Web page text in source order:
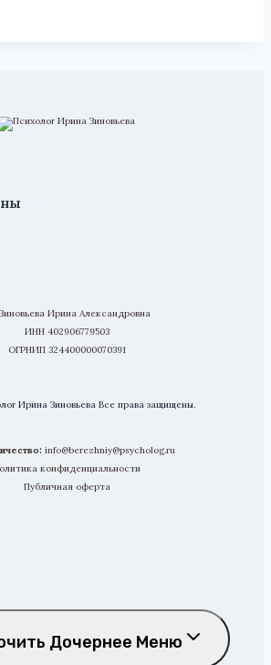
Ирина Александровна
ИНН 402906779503
ОГРНИП 324400000070391
Ирина Зиновьева Все права защищены.
info@berezhniy@psycholog.ru
конфиденциальности
Публичная оферта
Дочернее Меню